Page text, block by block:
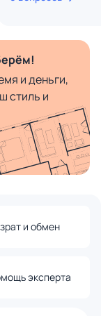
и деньги,
стиль и
и обмен
эксперта